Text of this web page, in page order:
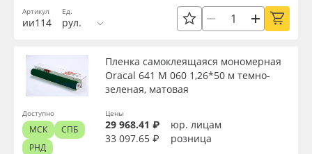
Артикул
ии114
Ед.
рул.
Пленка самоклеящаяся мономерная
Oracal 641 M 060 1,26*50 м темно-
зеленая, матовая
Цены
29 968.41 ₽
юр. лицам
33 097.65 ₽
розница
Доступно
МСК
СПБ
РНД